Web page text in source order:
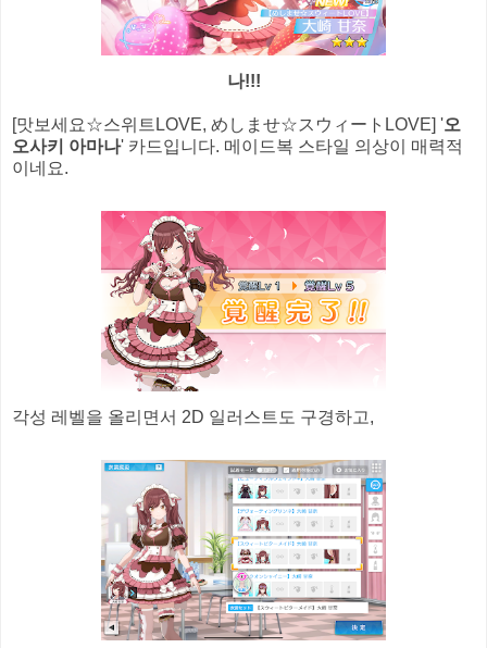
나!!!
[맛보세요☆스위트LOVE, めしませ☆スウィートLOVE] '오
오사키 아마나' 카드입니다. 메이드복 스타일 의상이 매력적
이네요.
각성 레벨을 올리면서 2D 일러스트도 구경하고,